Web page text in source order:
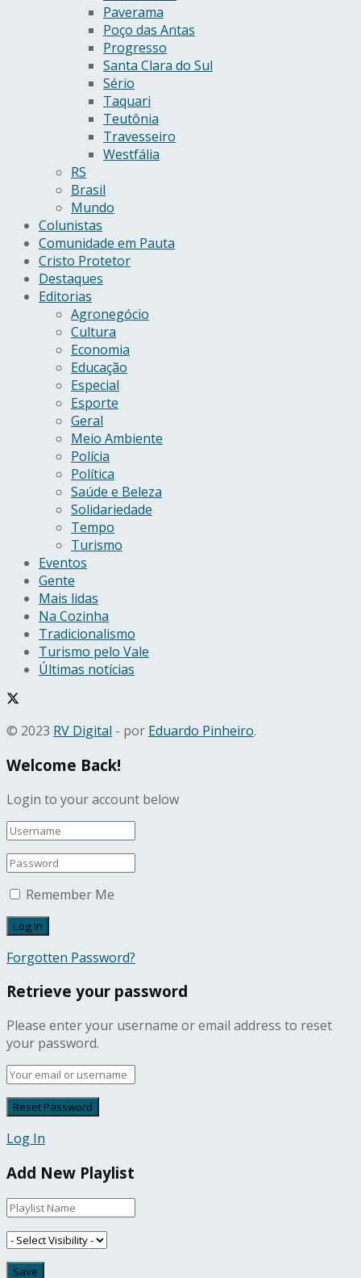
Paverama
Poço das Antas
Progresso
Santa Clara do Sul
Sério
Taquari
Teutônia
Travesseiro
Westfália
RS
Brasil
Mundo
Colunistas
Comunidade em Pauta
Cristo Protetor
Destaques
Editorias
Agronegócio
Cultura
Economia
Educação
Especial
Esporte
Geral
Meio Ambiente
Polícia
Política
Saúde e Beleza
Solidariedade
Tempo
Turismo
Eventos
Gente
Mais lidas
Na Cozinha
Tradicionalismo
Turismo pelo Vale
Últimas notícias
© 2023 RV Digital - por Eduardo Pinheiro.
Welcome Back!
Login to your account below
Remember Me
Forgotten Password?
Retrieve your password
Please enter your username or email address to reset
your password.
Log In
Add New Playlist